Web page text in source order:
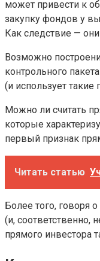
может привести к
закупку фондов у
Как следствие —
Возможно
контрольного
(и использует
Можно ли считать
которые
первый признак
Читать статью
Более того, говоря
(и,
прямого инвестора